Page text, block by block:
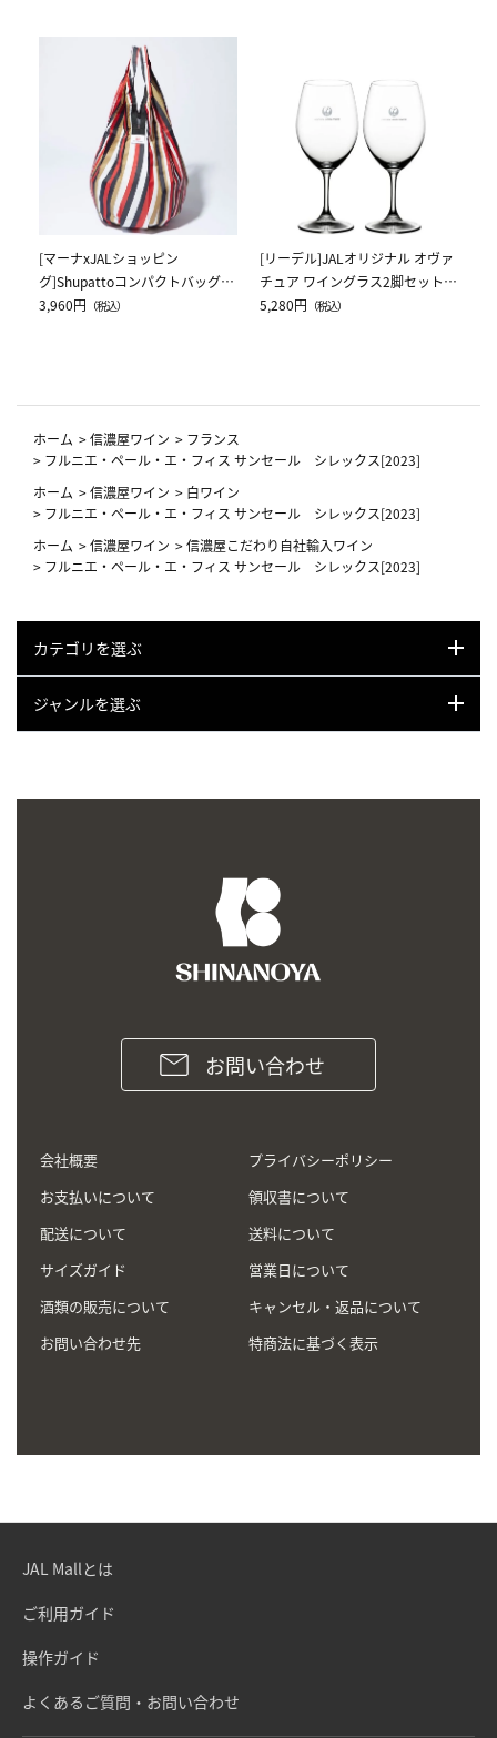
[マーナxJALショッピン
グ]Shupattoコンパクトバッグ
Drop JAL客室乗務員（LC）スカ
3,960円 （税込）
[リーデル]JALオリジナル オヴァ
チュア ワイングラス2脚セット
（レッドワイン）
5,280円 （税込）
ホーム >信濃屋ワイン > フランス
> フルニエ・ペール・エ・フィス サンセール シレックス[2023]
ホーム >信濃屋ワイン > 白ワイン
> フルニエ・ペール・エ・フィス サンセール シレックス[2023]
ホーム >信濃屋ワイン >信濃屋こだわり自社輸入ワイン
> フルニエ・ペール・エ・フィス サンセール シレックス[2023]
カテゴリを選ぶ
ジャンルを選ぶ
お問い合わせ
会社概要
プライバシーポリシー
お支払いについて
領収書について
配送について
送料について
サイズガイド
営業日について
酒類の販売について
キャンセル・返品について
お問い合わせ先
特商法に基づく表示
JAL Mallとは
ご利用ガイド
操作ガイド
よくあるご質問・お問い合わせ